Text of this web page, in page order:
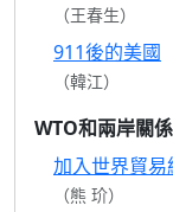
（王春生）
911後的美國
（韓江）
WTO和兩岸關係
加入世界貿
（熊 玠）